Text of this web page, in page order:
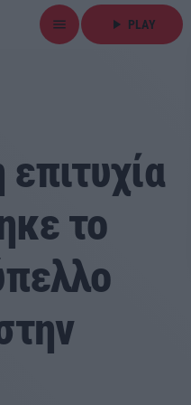
menu play_arrow PLAY
close
το